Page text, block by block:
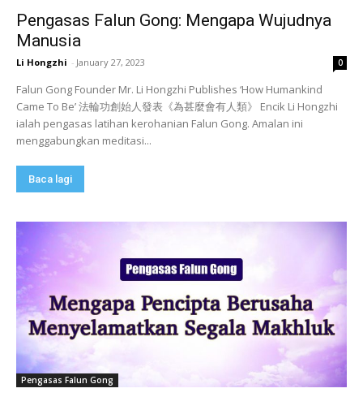
Pengasas Falun Gong: Mengapa Wujudnya
Manusia
Li Hongzhi - January 27, 2023 0
Falun Gong Founder Mr. Li Hongzhi Publishes ‘How Humankind
Came To Be’ 法輪功創始人發表《為甚麼會有人類》 Encik Li Hongzhi
ialah pengasas latihan kerohanian Falun Gong. Amalan ini
menggabungkan meditasi...
Baca lagi
Pengasas Falun Gong